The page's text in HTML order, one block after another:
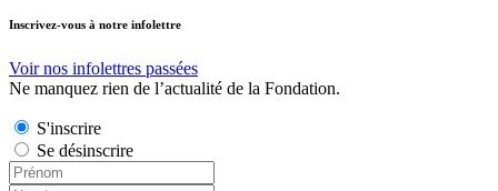
Inscrivez-vous à notre infolettre
Voir nos infolettres passées
Ne manquez rien de l’actualité de la Fondation.
S'inscrire
Se désinscrire